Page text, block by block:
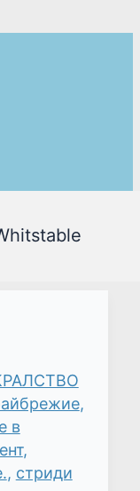
,
в
,
, стриди